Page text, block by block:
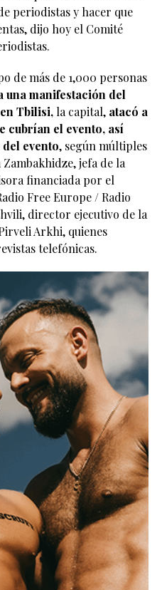
periodistas y hacer que
dijo hoy el Comité
de más de 1,000 personas
una manifestación del
Tbilisi,la capital, atacó a
cubrían el evento, así
evento, según múltiples
jefa de la
​​financiada por el
Free Europe / Radio
director ejecutivo de la
Arkhi, quienes
telefónicas.